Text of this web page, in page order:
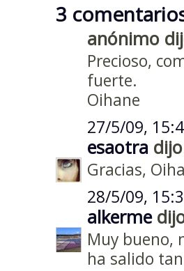
3
anónimo
Precioso,
fuerte.
Oihane
27/5/09,
esaotra
Gracias,
28/5/09,
alkerme
Muy bueno,
ha salido